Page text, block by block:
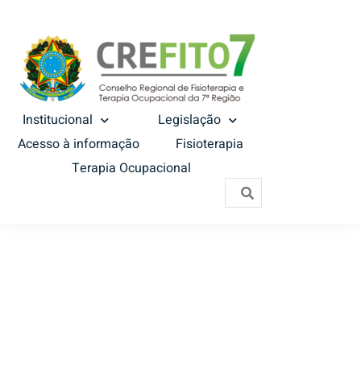
Institucional
Legislação
Acesso à informação
Fisioterapia
Terapia Ocupacional